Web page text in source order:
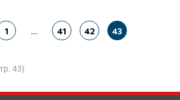
1 … 41 42 43
43)